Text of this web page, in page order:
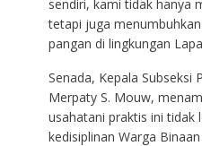
sendiri, kami tidak hanya
tetapi juga
pangan di lingkungan
Senada, Kepala Subseksi
Merpaty S. Mouw,
usahatani praktis ini tidak
kedisiplinan Warga